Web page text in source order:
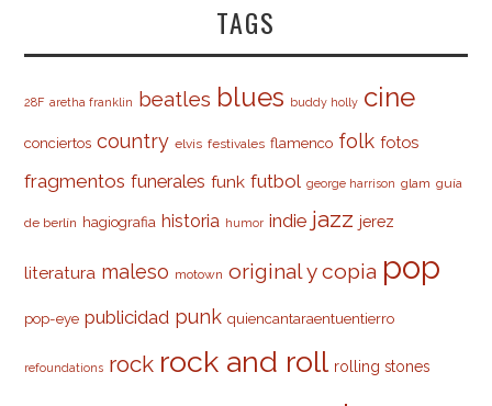
TAGS
28F aretha franklin beatles blues buddy holly cine
conciertos country elvis festivales flamenco folk fotos
fragmentos funerales funk futbol george harrison glam guía
de berlín hagiografia historia humor indie jazz jerez
literatura maleso motown original y copia pop
pop-eye publicidad punk quiencantaraentuentierro
refoundations rock rock and roll rolling stones